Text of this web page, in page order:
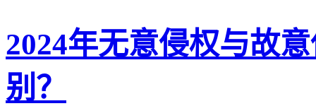
2024年无意侵权与故
别？